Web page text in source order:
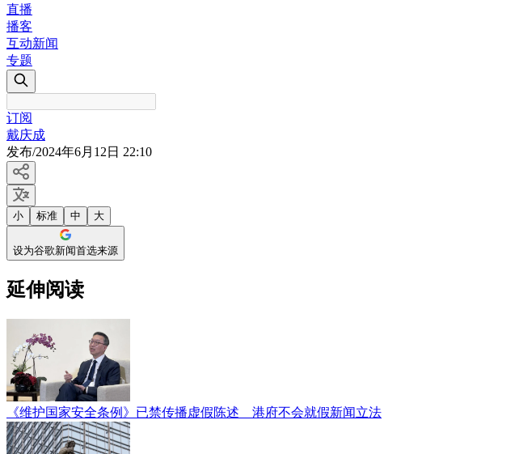
直播
播客
互动新闻
专题
订阅
戴庆成
发布/2024年6月12日 22:10
小 标准 中 大
设为谷歌新闻首选来源
延伸阅读
《维护国家安全条例》已禁传播虚假陈述 港府不会就假新闻立法